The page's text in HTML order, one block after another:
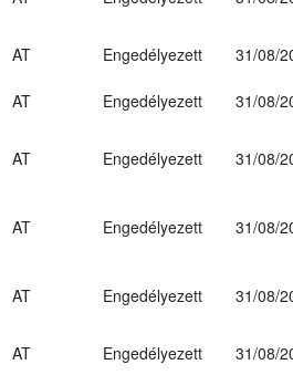
AT Engedélyezett
31/08/
AT Engedélyezett
31/08/
AT Engedélyezett 31/08/
AT Engedélyezett 31/08/
AT Engedélyezett 31/08/
AT Engedélyezett
31/08/